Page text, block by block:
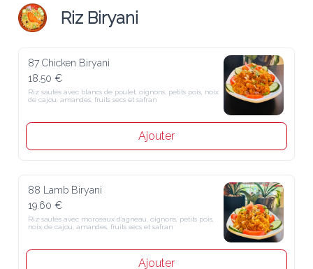
Riz Biryani
87 Chicken Biryani
18.50 €
Riz sautés avec blancs de poulet, oignons, petits pois, noix de
cajou, amandes, fruits secs et safran
Ajouter
88 Lamb Biryani
19.60 €
Riz sautés avec morceaux d'agneau, oignons, petits pois, noix de
cajou, amandes, fruits secs et safran
Ajouter